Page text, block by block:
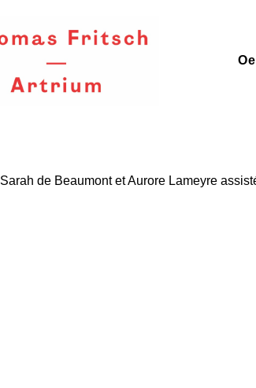
Sarah de Beaumont et Aurore Lameyre